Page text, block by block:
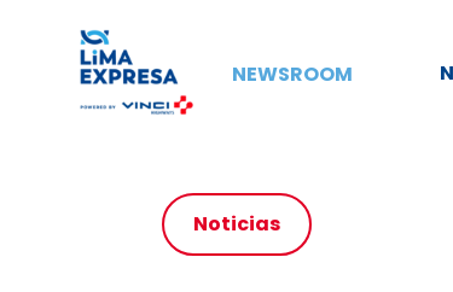
NEWSROOM
Noticias